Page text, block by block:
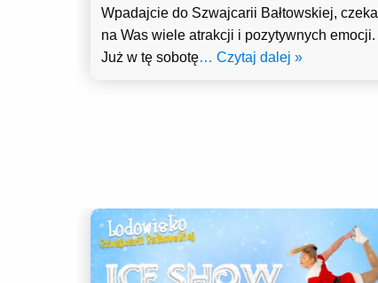
Wpadajcie do Szwajcarii Bałtowskiej, czeka
na Was wiele atrakcji i pozytywnych emocji.
Już w tę sobotę… Czytaj dalej »